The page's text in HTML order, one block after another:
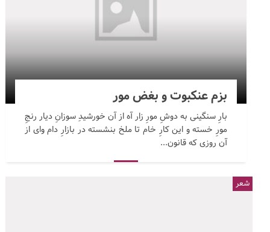
بزم عنکبوت و بغض مور
بارِ سنگینی به دوشِ مورِ زار آه از آن خورشیدِ سوزانِ دیار رنجِ
مورِ خسته و این کارِ خام تا ملخ بنشسته در بازارِ دام وای از
آن روزی که قانون...
شعر